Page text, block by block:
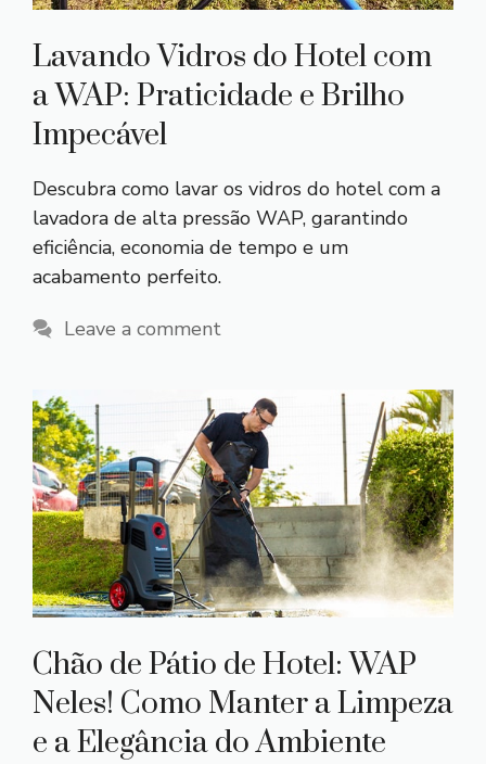
Lavando Vidros do Hotel com
a WAP: Praticidade e Brilho
Impecável
Descubra como lavar os vidros do hotel com a
lavadora de alta pressão WAP, garantindo
eficiência, economia de tempo e um
acabamento perfeito.
Leave a comment
Chão de Pátio de Hotel: WAP
Neles! Como Manter a Limpeza
e a Elegância do Ambiente